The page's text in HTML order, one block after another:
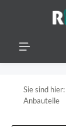
Sie sind hier:
Anbauteile